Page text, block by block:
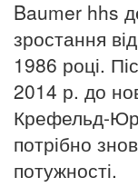
Baumer hhs
зростання
1986 році.
2014 р. до
Крефельд-
потрібно
потужності.